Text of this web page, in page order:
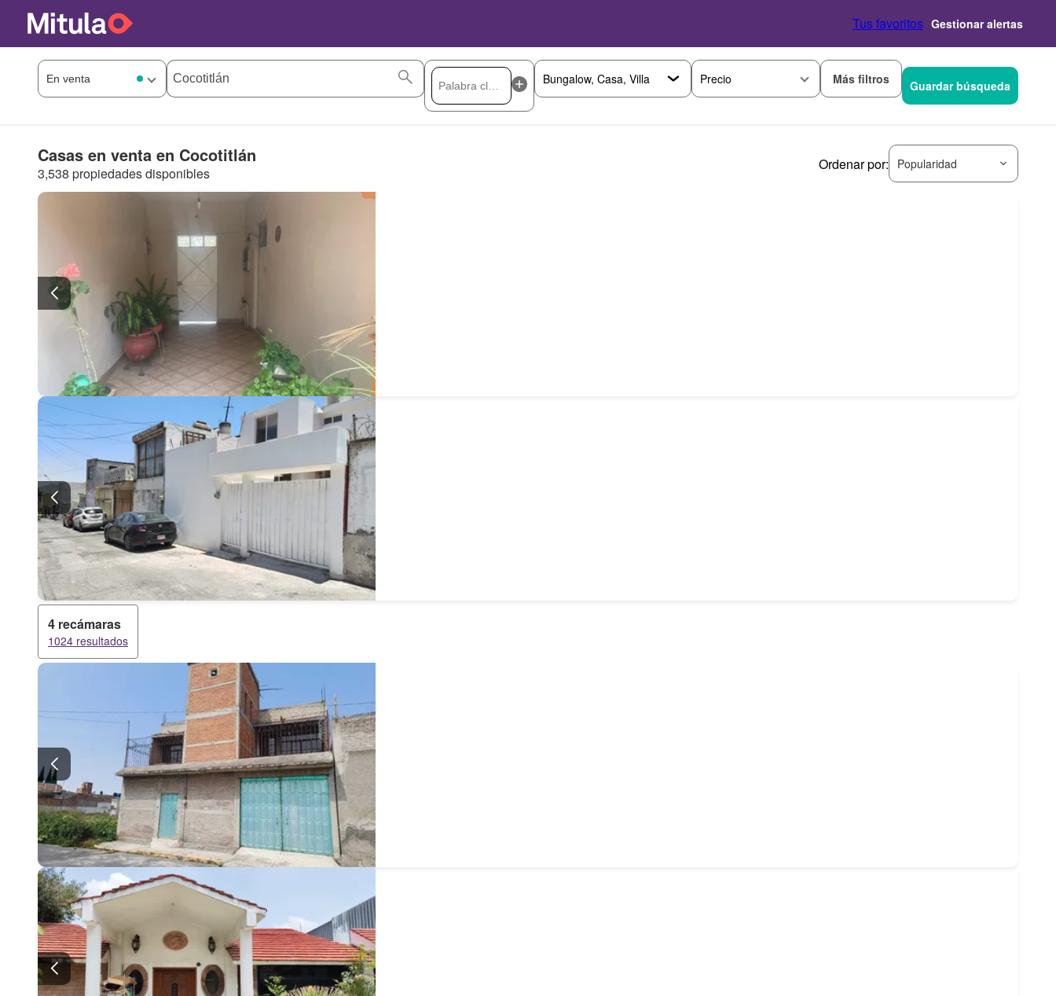
Tus favoritos Gestionar alertas
Precio Más filtros Guardar búsqueda
Casas en venta en Cocotitlán
3,538 propiedades disponibles
Ordenar por: Popularidad
4 recámaras
1024 resultados